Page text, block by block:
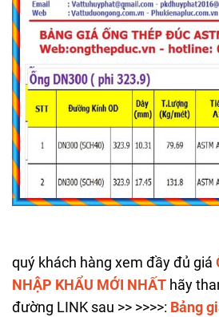
quý khách hàng xem đầy đủ giá
NHẬP KHẨU MỚI NHẤT hãy
đường LINK sau >> >>>>: Bảng